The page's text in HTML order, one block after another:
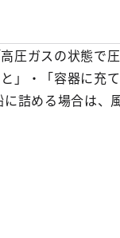
圧ガスの状態で
」・「容器に充
詰める場合は、